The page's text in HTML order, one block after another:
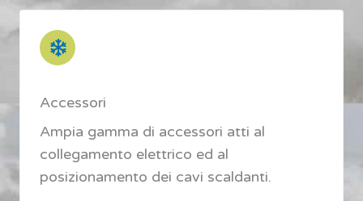
Accessori
Ampia gamma di accessori atti al
collegamento elettrico ed al
posizionamento dei cavi scaldanti.